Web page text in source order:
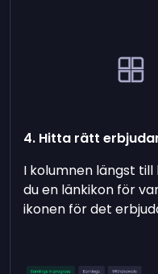
4. Hitta rätt
I kolumnen längst till
du en länkikon för
ikonen för det